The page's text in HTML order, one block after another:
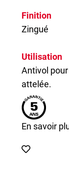
Finition
Zingué
Utilisation
Antivol
attelée.
En savoir